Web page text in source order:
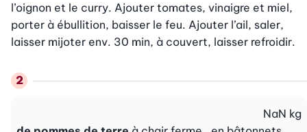
l’oignon et le curry. Ajouter tomates, vinaigre et miel,
porter à ébullition, baisser le feu. Ajouter l’ail, saler,
laisser mijoter env. 30 min, à couvert, laisser refroidir.
NaN kg